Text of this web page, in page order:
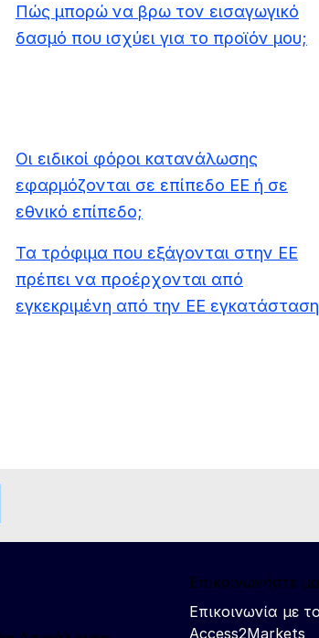
Πώς μπορώ να βρω τον εισαγωγικό
δασμό που ισχύει για το προϊόν μου;
Οι ειδικοί φόροι κατανάλωσης
εφαρμόζονται σε επίπεδο ΕΕ ή σε
εθνικό επίπεδο;
Τα τρόφιμα που εξάγονται στην ΕΕ
πρέπει να προέρχονται από
εγκεκριμένη από την ΕΕ
Επικοινωνήστε
Επικοινωνία με το
Access2Markets